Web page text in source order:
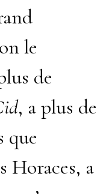
le
de
, a plus de
que
Horaces, a